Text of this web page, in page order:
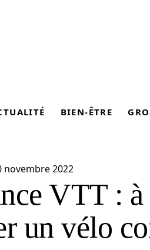
BIEN-ÊTRE
novembre 2022
VTT :
un vélo